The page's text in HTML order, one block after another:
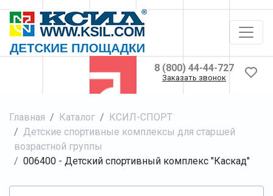
8 (800) 44-44-727
Заказать звонок
Главная Каталог
КСИЛ-СПОРТ
Детские спортивные комплексы для старшей
возрастной группы
006400 - Детский спортивный комплекс "Каскад"